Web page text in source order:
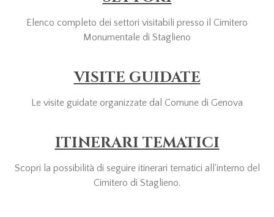
Elenco completo dei settori visitabili presso il Cimitero
Monumentale di Staglieno
VISITE GUIDATE
Le visite guidate organizzate dal Comune di Genova
ITINERARI TEMATICI
Scopri la possibilità di seguire itinerari tematici all'interno del
Cimitero di Staglieno.